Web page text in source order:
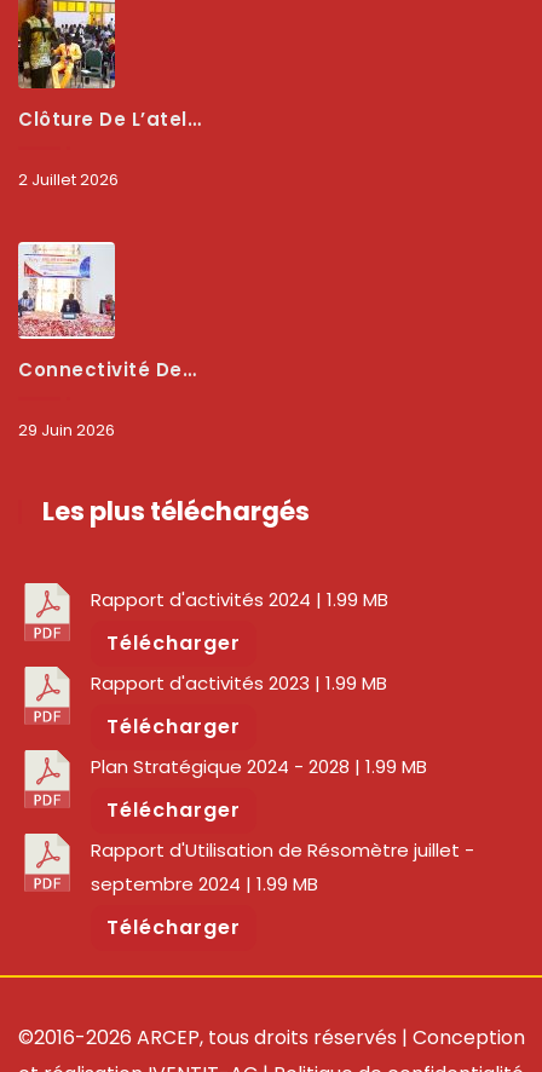
Clôture De L’atelier National : L’ARCEP Et Les Collectivités Territoriales Consolident Leur Partenariat Pour Booster La Qualité Des Services Numériques
2 Juillet 2026
Connectivité Des Territoires : L’ARCEP Et Les Collectivités Territoriales Scellent Un Pacte Stratégique À Bobo-Dioulasso Pour Booster La Qualité Des Réseaux
29 Juin 2026
Les plus téléchargés
Rapport d'activités 2024 | 1.99 MB
Télécharger
Rapport d'activités 2023 | 1.99 MB
Télécharger
Plan Stratégique 2024 - 2028 | 1.99 MB
Télécharger
Rapport d'Utilisation de Résomètre juillet -
septembre 2024 | 1.99 MB
Télécharger
©2016-2026 ARCEP, tous droits réservés | Conception